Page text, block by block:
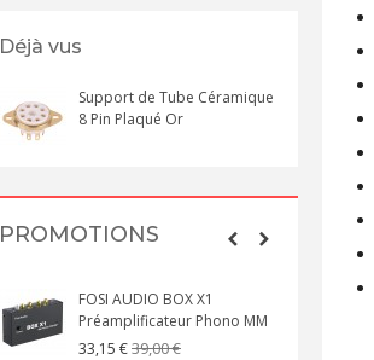
Déjà vus
Support de Tube Céramique
8 Pin Plaqué Or
PROMOTIONS
FOSI AUDIO BOX X1
Préamplificateur Phono MM
33,15 €39,00 €